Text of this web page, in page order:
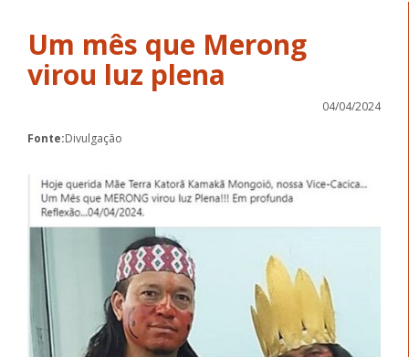
Um mês que Merong
virou luz plena
04/04/2024
Fonte:Divulgação